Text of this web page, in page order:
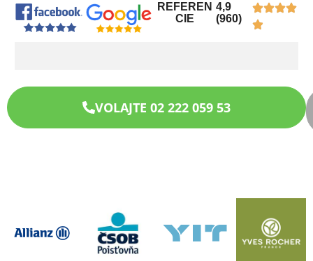
REFEREN
CIE
4,9
(960)
VOLAJTE 02 222 059 53